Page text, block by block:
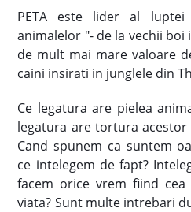
PETA este lider al
animalelor "- de la vechii
de mult mai mare valoare
caini insirati in junglele din
Ce legatura are pielea
legatura are tortura acestor
Cand spunem ca suntem
ce intelegem de fapt?
facem orice vrem fiind
viata? Sunt multe intrebari